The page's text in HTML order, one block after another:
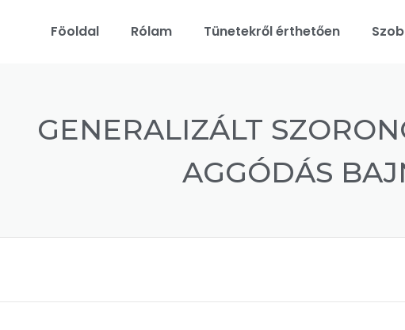
Föoldal Rólam Tünetekről érthetően
GENERALIZÁLT
AGGÓDÁS